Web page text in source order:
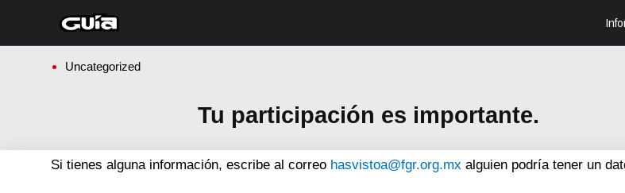
contenido
Uncategorized
Tu participación es importante.
Si tienes alguna información, escribe al correo hasvistoa@fgr.org.mx alguien podría tener un